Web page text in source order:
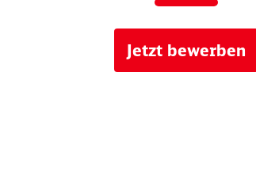
Jetzt bewerben